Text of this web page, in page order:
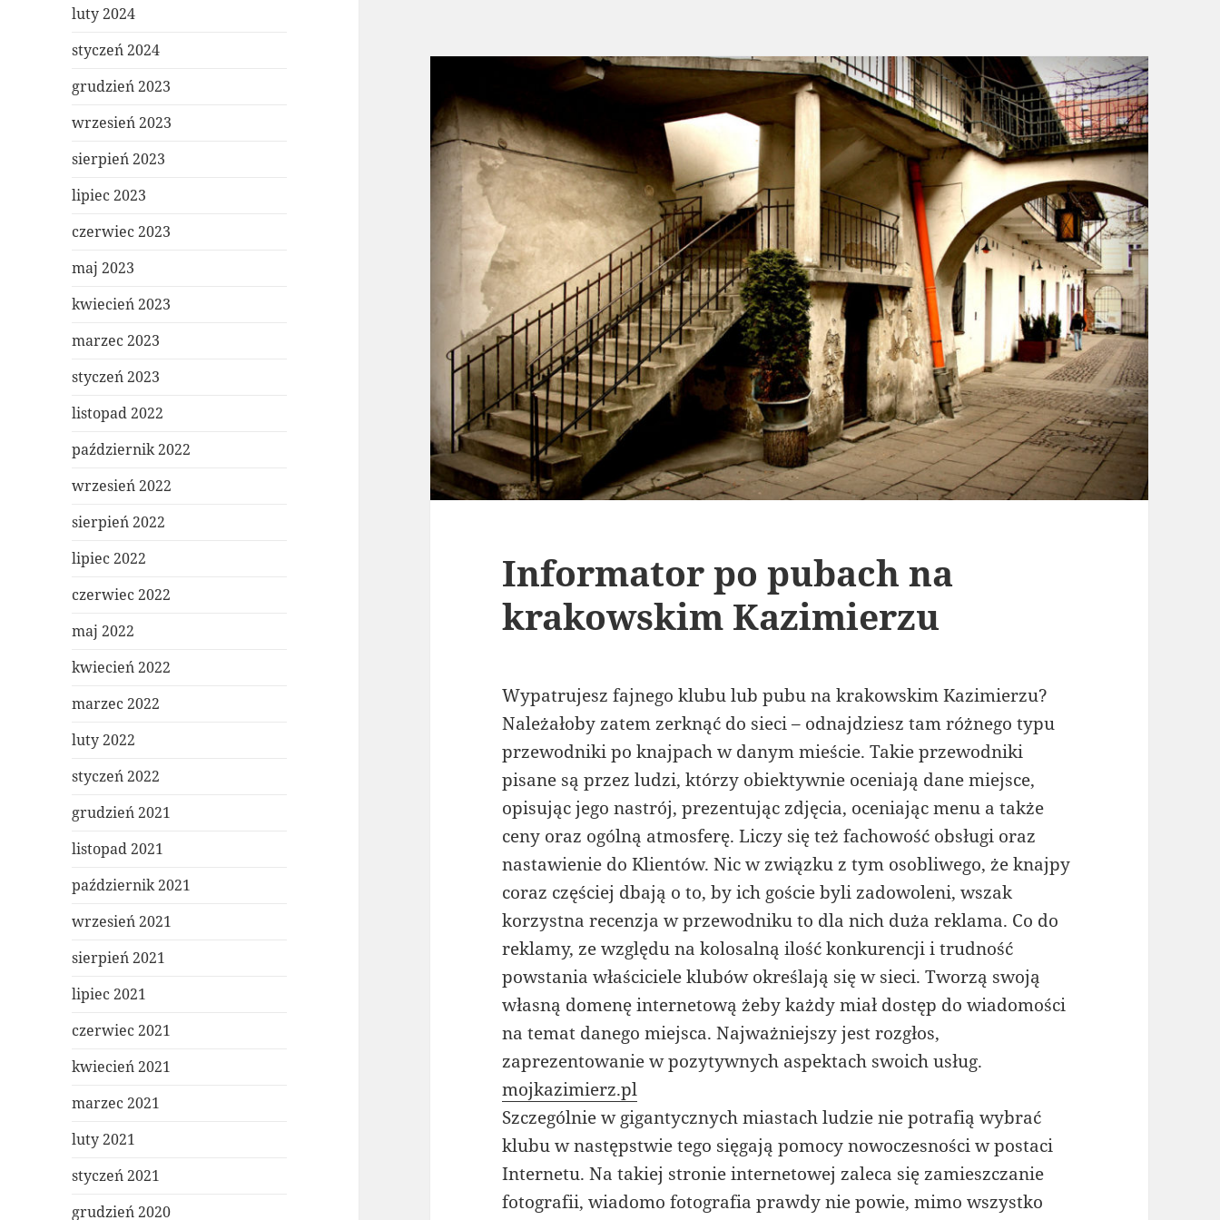
luty 2024
styczeń 2024
grudzień 2023
wrzesień 2023
sierpień 2023
lipiec 2023
czerwiec 2023
maj 2023
kwiecień 2023
marzec 2023
styczeń 2023
listopad 2022
październik 2022
wrzesień 2022
sierpień 2022
lipiec 2022
czerwiec 2022
maj 2022
kwiecień 2022
marzec 2022
luty 2022
styczeń 2022
grudzień 2021
listopad 2021
październik 2021
wrzesień 2021
sierpień 2021
lipiec 2021
czerwiec 2021
kwiecień 2021
marzec 2021
luty 2021
styczeń 2021
grudzień 2020
Informator po pubach na
krakowskim Kazimierzu
Wypatrujesz fajnego klubu lub pubu na krakowskim Kazimierzu?
Należałoby zatem zerknąć do sieci – odnajdziesz tam różnego typu
przewodniki po knajpach w danym mieście. Takie przewodniki
pisane są przez ludzi, którzy obiektywnie oceniają dane miejsce,
opisując jego nastrój, prezentując zdjęcia, oceniając menu a także
ceny oraz ogólną atmosferę. Liczy się też fachowość obsługi oraz
nastawienie do Klientów. Nic w związku z tym osobliwego, że knajpy
coraz częściej dbają o to, by ich goście byli zadowoleni, wszak
korzystna recenzja w przewodniku to dla nich duża reklama. Co do
reklamy, ze względu na kolosalną ilość konkurencji i trudność
powstania właściciele klubów określają się w sieci. Tworzą swoją
własną domenę internetową żeby każdy miał dostęp do wiadomości
na temat danego miejsca. Najważniejszy jest rozgłos,
zaprezentowanie w pozytywnych aspektach swoich usług.
mojkazimierz.pl
Szczególnie w gigantycznych miastach ludzie nie potrafią wybrać
klubu w następstwie tego sięgają pomocy nowoczesności w postaci
Internetu. Na takiej stronie internetowej zaleca się zamieszczanie
fotografii, wiadomo fotografia prawdy nie powie, mimo wszystko